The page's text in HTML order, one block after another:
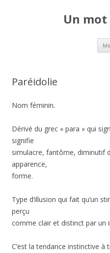
Un
Paréidolie
Nom féminin.
Dérivé du grec « para » qui
signifie
simulacre, fantôme, diminutif
apparence,
forme.
Type d’illusion qui fait qu’un
perçu
comme clair et distinct par un
C’est la tendance instinctive